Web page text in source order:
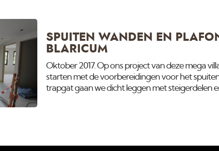
SPUITEN WANDEN EN
BLARICUM
Oktober 2017. Op ons project van deze mega
starten met de voorbereidingen voor het
trapgat gaan we dicht leggen met steigerdelen